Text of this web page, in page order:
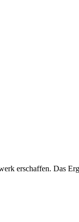
erschaffen. Das